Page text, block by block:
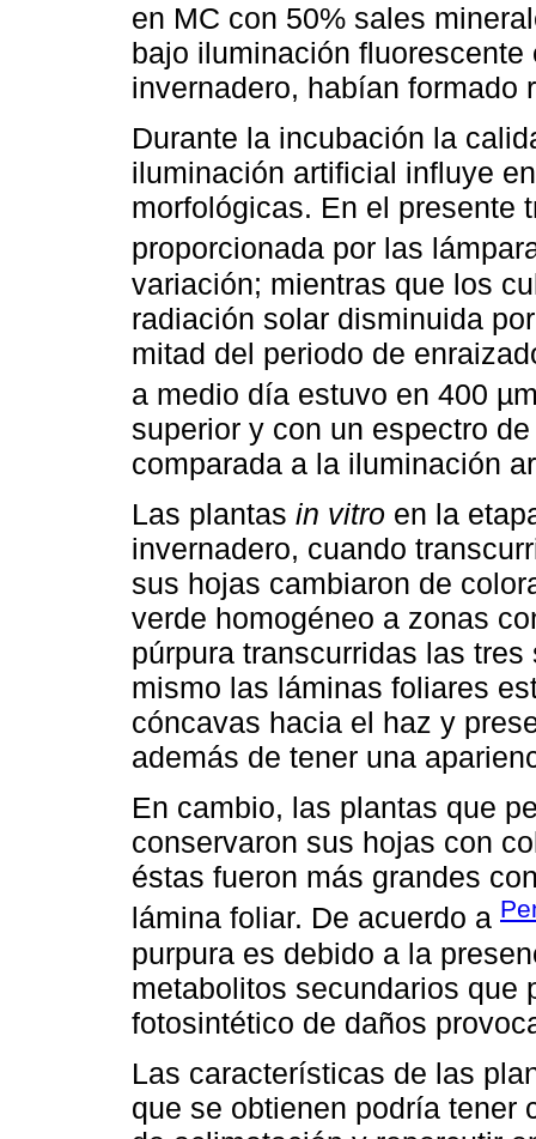
en MC con 50% sales
bajo iluminación
invernadero, habían
Durante la incubación la
iluminación artificial influye
morfológicas. En el presente
proporcionada por las
variación; mientras que los
radiación solar disminuida
mitad del periodo de
a medio día estuvo en 400
superior y con un espectro
comparada a la iluminación
Las plantas in vitro en la
invernadero, cuando
sus hojas cambiaron de
verde homogéneo a zonas
púrpura transcurridas las
mismo las láminas foliares
cóncavas hacia el haz y
además de tener una
En cambio, las plantas que
conservaron sus hojas con
éstas fueron más grandes
lámina foliar. De acuerdo a
purpura es debido a la
metabolitos secundarios que
fotosintético de daños
Las características de las
que se obtienen podría tener